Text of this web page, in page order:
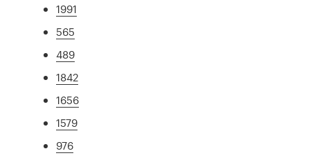
1991
565
489
1842
1656
1579
976